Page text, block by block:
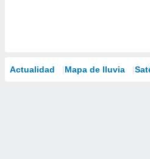
Actualidad Mapa de lluvia